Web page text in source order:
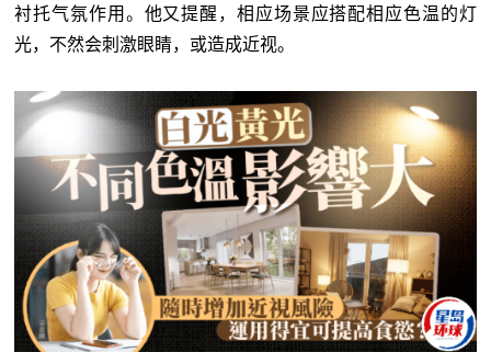
衬托气氛作用。他又提醒，相应场景应搭配相应色温的灯
光，不然会刺激眼睛，或造成近视。